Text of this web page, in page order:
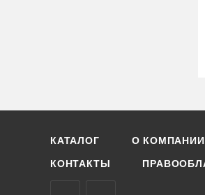
КАТАЛОГ О КОМПАНИИ
КОНТАКТЫ